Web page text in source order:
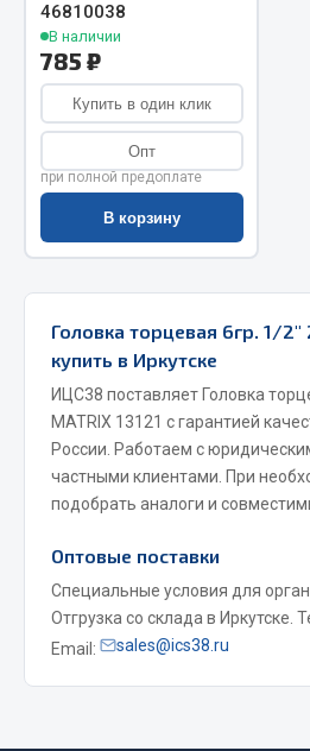
Коробка передач
Коробка передач ZF
Показать ещё
Весь раздел
Запчасти МАЗ
Тормозная система
Двери
Окно ветровое
Электрооборудование
Показать ещё
Весь раздел
Запчасти Урал
46810038
В наличии
785 ₽
Купить в один клик
Опт
при полной предоплате
В корзину
Головка торцевая 6гр. 1/2"
купить в Иркутске
ИЦС38 поставляет Головка
MATRIX 13121 с гарантией
России. Работаем с
частными клиентами. При
подобрать аналоги и
Оптовые поставки
Специальные условия для
Отгрузка со склада в Иркутске.
Email:
sales@ics38.ru